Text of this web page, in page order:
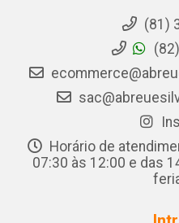
(81)
Horário de
07:30 às 12:00 e das